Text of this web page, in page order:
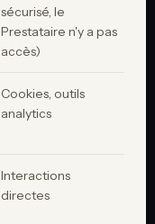
sécurisé, le
Prestataire n'y a pas
accès)
Cookies, outils
analytics
Interactions
directes